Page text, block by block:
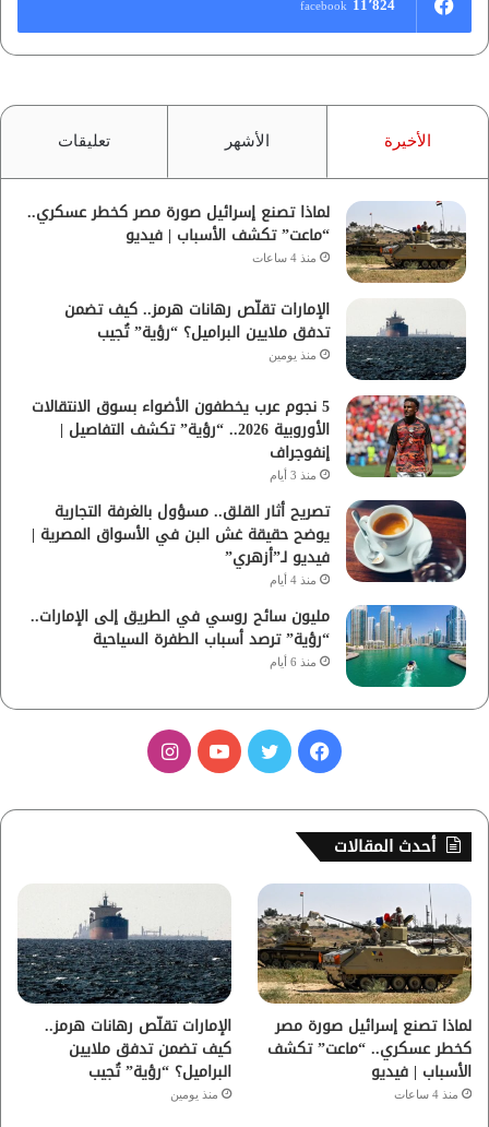
11٬824 facebook
الأخيرة الأشهر تعليقات
لماذا تصنع إسرائيل صورة مصر كخطر عسكري..
“ماعت” تكشف الأسباب | فيديو
منذ 4 ساعات
الإمارات تقلّص رهانات هرمز.. كيف تضمن
تدفق ملايين البراميل؟ “رؤية” تُجيب
منذ يومين
5 نجوم عرب يخطفون الأضواء بسوق الانتقالات
الأوروبية 2026.. “رؤية” تكشف التفاصيل |
إنفوجراف
منذ 3 أيام
تصريح أثار القلق.. مسؤول بالغرفة التجارية
يوضح حقيقة غش البن في الأسواق المصرية |
فيديو لـ”أزهري”
منذ 4 أيام
مليون سائح روسي في الطريق إلى الإمارات..
“رؤية” ترصد أسباب الطفرة السياحية
منذ 6 أيام
س
ب
و
ك
ر
ي
و
ب
ت
ق
ر
ا
م
أحدث المقالات
لماذا تصنع إسرائيل صورة مصر
كخطر عسكري.. “ماعت” تكشف
الأسباب | فيديو
منذ 4 ساعات
الإمارات تقلّص رهانات هرمز..
كيف تضمن تدفق ملايين
البراميل؟ “رؤية” تُجيب
منذ يومين